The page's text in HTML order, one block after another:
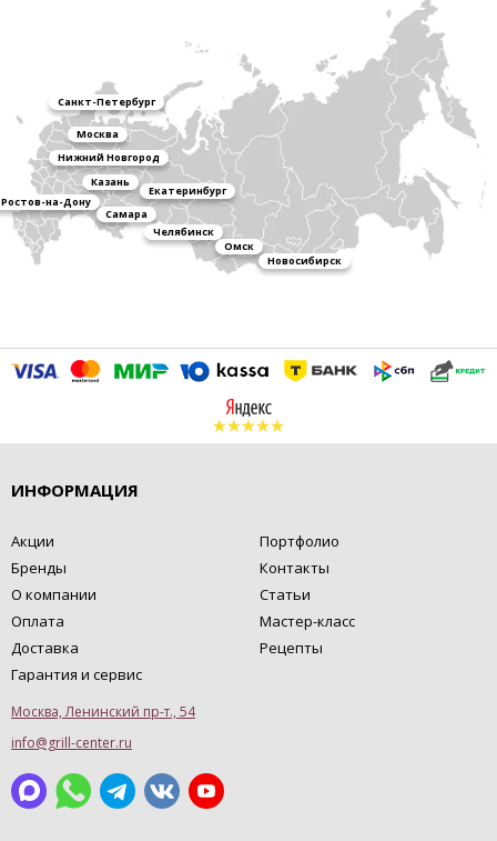
Санкт-Петербург
Москва
Нижний Новгород
Казань
Екатеринбург
Ростов-на-Дону
Самара
Челябинск
Омск
Новосибирск
ИНФОРМАЦИЯ
Акции
Бренды
О компании
Оплата
Доставка
Гарантия и сервис
Портфолио
Контакты
Статьи
Мастер-класс
Рецепты
Москва, Ленинский пр-т., 54
info@grill-center.ru